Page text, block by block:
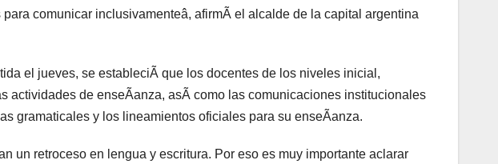
comunicar inclusivamenteâ, afirmÃ el alcalde de la capital argentina
el jueves, se estableciÃ que los docentes de los niveles inicial,
actividades de enseÃanza, asÃ como las comunicaciones institucionales
gramaticales y los lineamientos oficiales para su enseÃanza.
un retroceso en lengua y escritura. Por eso es muy importante aclarar